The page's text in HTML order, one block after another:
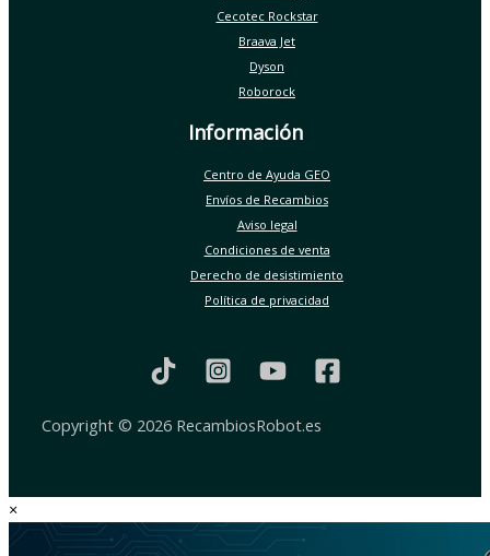
Cecotec Rockstar
Braava Jet
Dyson
Roborock
Información
Centro de Ayuda GEO
Envíos de Recambios
Aviso legal
Condiciones de venta
Derecho de desistimiento
Política de privacidad
Copyright © 2026 RecambiosRobot.es
×